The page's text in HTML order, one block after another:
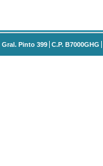
Gral. Pinto 399 C.P. B7000GHG